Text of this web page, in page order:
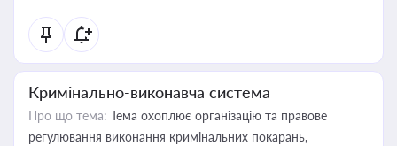
Кримінально-виконавча система
Про що тема: Тема охоплює організацію та правове
регулювання виконання кримінальних покарань,